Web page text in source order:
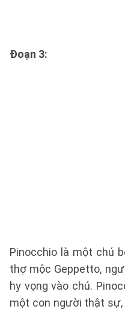
Đoạn 3:
Pinocchio là một chú
thợ mộc Geppetto,
hy vọng vào chú.
một con người thật